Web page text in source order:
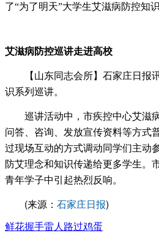
了“为了明天”大学生艾滋病防控知
艾滋病防控巡讲走进高校
【山东同志会所】石家庄日报讯
识系列巡讲。
巡讲活动中，市疾控中心艾滋病
问答、咨询、发放宣传资料等方式
过现场互动的方式调动同学们主动
防艾理念和知识传递给更多学生。
青年学子中引起热烈反响。
(来源： 石家庄日报)
鲜花握手雷人 路过鸡蛋